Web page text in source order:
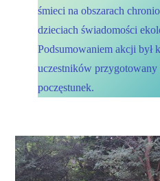
śmieci na obszarach
dzieciach świadomości
Podsumowaniem akcji był
uczestników przygotowany
poczęstunek.